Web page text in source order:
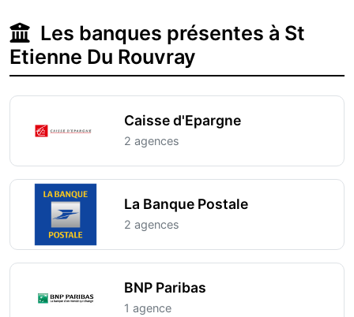
Les banques présentes à St
Etienne Du Rouvray
Caisse d'Epargne
2 agences
La Banque Postale
2 agences
BNP Paribas
1 agence